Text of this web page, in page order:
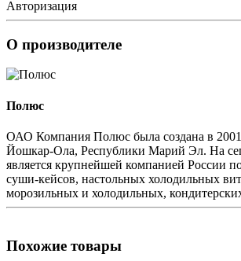
Авторизация
О производителе
Полюс
ОАО Компания Полюс была создана в 2001
Йошкар-Ола, Республики Марий Эл. На
является крупнейшей компанией России
суши-кейсов, настольных холодильных
морозильных и холодильных,
Похожие товары